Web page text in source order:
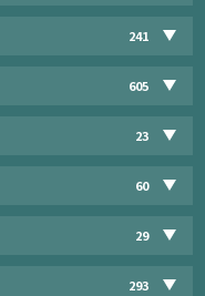
241
605
23
60
29
293